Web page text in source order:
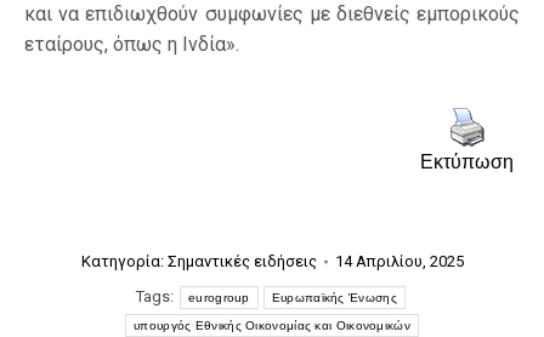
και να επιδιωχθούν συμφωνίες με διεθνείς εμπορικούς
εταίρους, όπως η Ινδία».
Εκτύπωση
Κατηγορία: Σημαντικές ειδήσεις
14 Απριλίου, 2025
Tags:
eurogroup Ευρωπαϊκής Ένωσης
υπουργός Εθνικής Οικονομίας και Οικονομικών